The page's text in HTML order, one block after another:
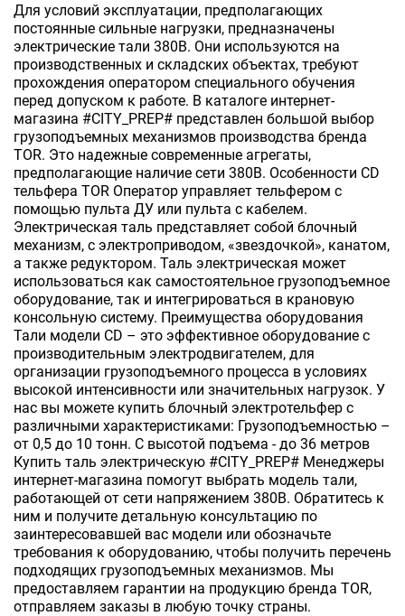
Для условий эксплуатации, предполагающих
постоянные сильные нагрузки, предназначены
электрические тали 380В. Они используются на
производственных и складских объектах, требуют
прохождения оператором специального обучения
перед допуском к работе. В каталоге интернет-
магазина #CITY_PREP# представлен большой выбор
грузоподъемных механизмов производства бренда
TOR. Это надежные современные агрегаты,
предполагающие наличие сети 380В. Особенности CD
тельфера TOR Оператор управляет тельфером с
помощью пульта ДУ или пульта с кабелем.
Электрическая таль представляет собой блочный
механизм, с электроприводом, «звездочкой», канатом,
а также редуктором. Таль электрическая может
использоваться как самостоятельное грузоподъемное
оборудование, так и интегрироваться в крановую
консольную систему. Преимущества оборудования
Тали модели CD – это эффективное оборудование с
производительным электродвигателем, для
организации грузоподъемного процесса в условиях
высокой интенсивности или значительных нагрузок. У
нас вы можете купить блочный электротельфер с
различными характеристиками: Грузоподъемностью –
от 0,5 до 10 тонн. С высотой подъема - до 36 метров
Купить таль электрическую #CITY_PREP# Менеджеры
интернет-магазина помогут выбрать модель тали,
работающей от сети напряжением 380В. Обратитесь к
ним и получите детальную консультацию по
заинтересовавшей вас модели или обозначьте
требования к оборудованию, чтобы получить перечень
подходящих грузоподъемных механизмов. Мы
предоставляем гарантии на продукцию бренда TOR,
отправляем заказы в любую точку страны.